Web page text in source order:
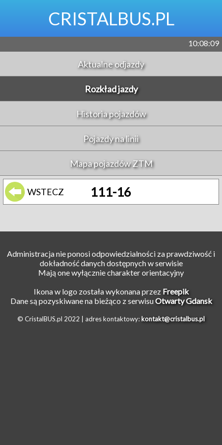
CRISTALBUS.PL
10:08:09
Aktualne odjazdy
Rozkład jazdy
Historia pojazdów
Pojazdy na linii
Mapa pojazdów ZTM
WSTECZ 111-16
Administracja nie ponosi odpowiedzialności za prawdziwość i
dokładność danych dostępnych w serwisie
Mają one wyłącznie charakter orientacyjny
Ikona w logo została wykonana przez Freepik
Dane są pozyskiwane na bieżąco z serwisuOtwarty Gdansk
© CristalBUS.pl 2022 | adres kontaktowy: kontakt@cristalbus.pl